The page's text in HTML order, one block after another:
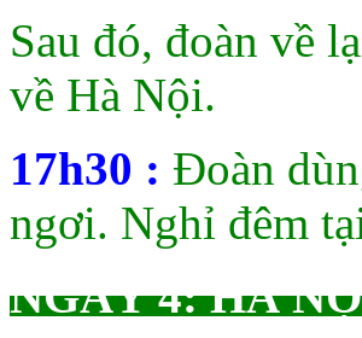
Sau đó, đoàn về
về Hà Nội.
17h30 : Đoàn
ngơi. Nghỉ đêm
NGÀY 4: HÀ